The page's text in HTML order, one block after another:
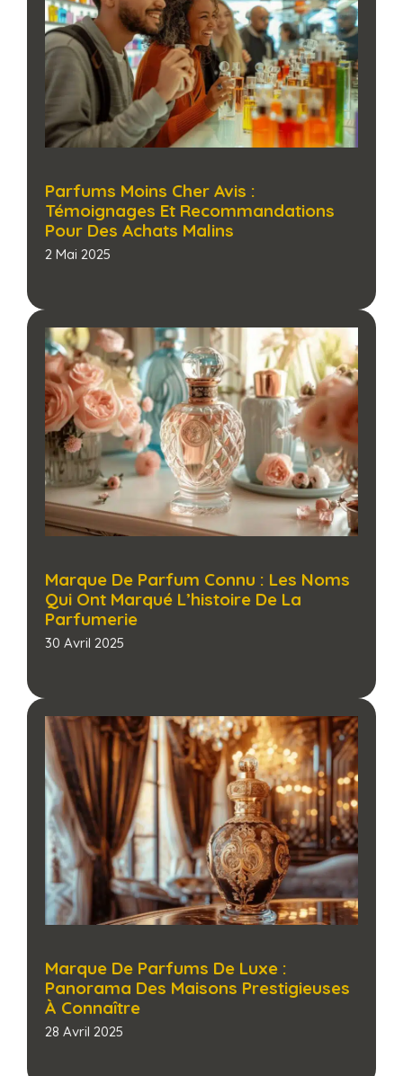
Parfums Moins Cher Avis :
Témoignages Et Recommandations
Pour Des Achats Malins​
2 Mai 2025
Marque De Parfum Connu : Les Noms
Qui Ont Marqué L’histoire De La
Parfumerie​
30 Avril 2025
Marque De Parfums De Luxe :
Panorama Des Maisons Prestigieuses
À Connaître​
28 Avril 2025